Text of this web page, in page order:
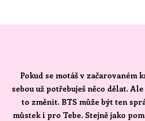
Pokud se motáš v začarovaném
sebou už potřebuješ něco dělat.
to změnit. BTS může být ten
můstek i pro Tebe. Stejně jako